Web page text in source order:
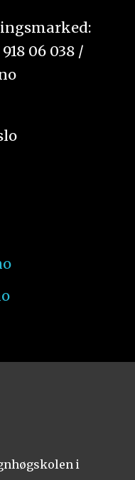
06 038 /
i